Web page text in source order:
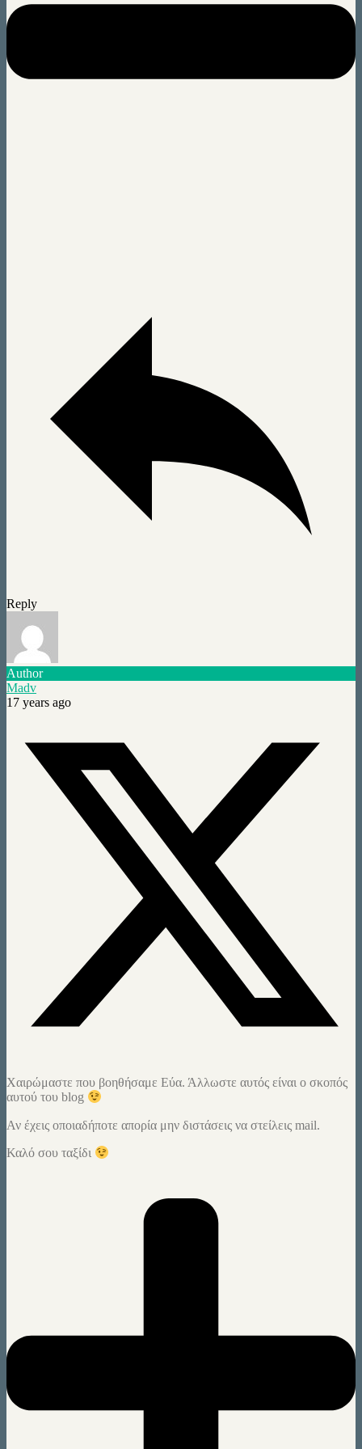
Reply
Author
Madv
17 years ago
Χαιρώμαστε που βοηθήσαμε Εύα. Άλλωστε αυτός είναι ο σκοπός
αυτού του blog
Αν έχεις οποιαδήποτε απορία μην διστάσεις να στείλεις mail.
Καλό σου ταξίδι